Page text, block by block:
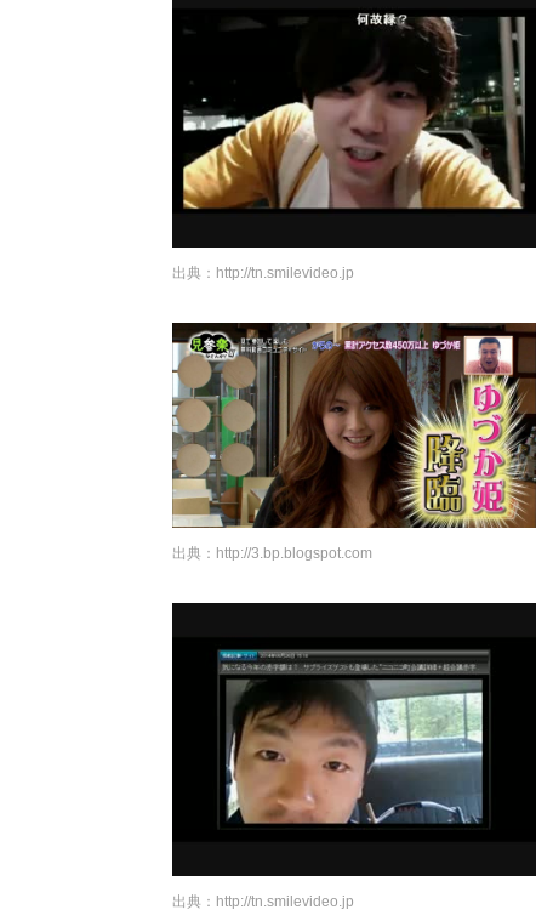
出典： http://tn.smilevideo.jp
出典： http://3.bp.blogspot.com
出典： http://tn.smilevideo.jp